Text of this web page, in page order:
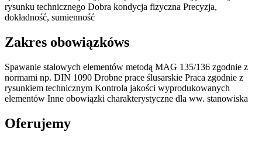
rysunku technicznego Dobra kondycja fizyczna Precyzja,
dokładność, sumienność
Zakres obowiązkóws
Spawanie stalowych elementów metodą MAG 135/136 zgodnie z
normami np. DIN 1090 Drobne prace ślusarskie Praca zgodnie z
rysunkiem technicznym Kontrola jakości wyprodukowanych
elementów Inne obowiązki charakterystyczne dla ww. stanowiska
Oferujemy